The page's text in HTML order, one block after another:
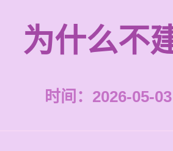
为什么不
时间：2026-05-